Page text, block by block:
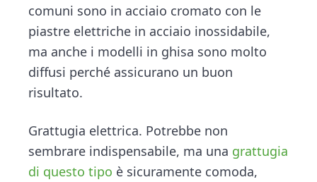
comuni sono in acciaio cromato con le
piastre elettriche in acciaio inossidabile,
ma anche i modelli in ghisa sono molto
diffusi perché assicurano un buon
risultato.
Grattugia elettrica. Potrebbe non
sembrare indispensabile, ma una grattugia
di questo tipo è sicuramente comoda,